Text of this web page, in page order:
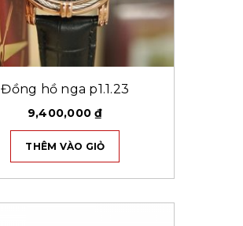
Đồng hồ nga p1.1.23
9,400,000₫
THÊM VÀO GIỎ